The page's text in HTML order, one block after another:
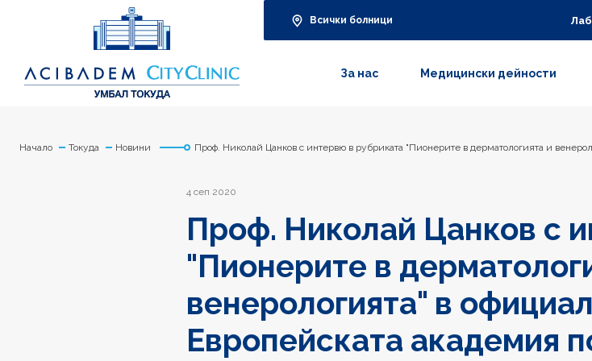
Всички болници
За нас Медицински дейности
Начало Токуда Новини Проф. Николай Цанков с интервю в рубриката "Пионерите в дерматологията и
4 сеп 2020
Проф. Николай Цанков с
"Пионерите в
венерологията" в
Европейската академия